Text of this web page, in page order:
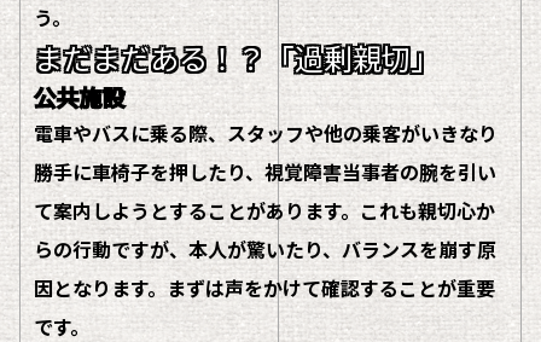
う。
まだまだある！？「過剰親切」
公共施設
電車やバスに乗る際、スタッフや他の乗客がいきなり
勝手に車椅子を押したり、視覚障害当事者の腕を引い
て案内しようとすることがあります。これも親切心か
らの行動ですが、本人が驚いたり、バランスを崩す原
因となります。まずは声をかけて確認することが重要
です。